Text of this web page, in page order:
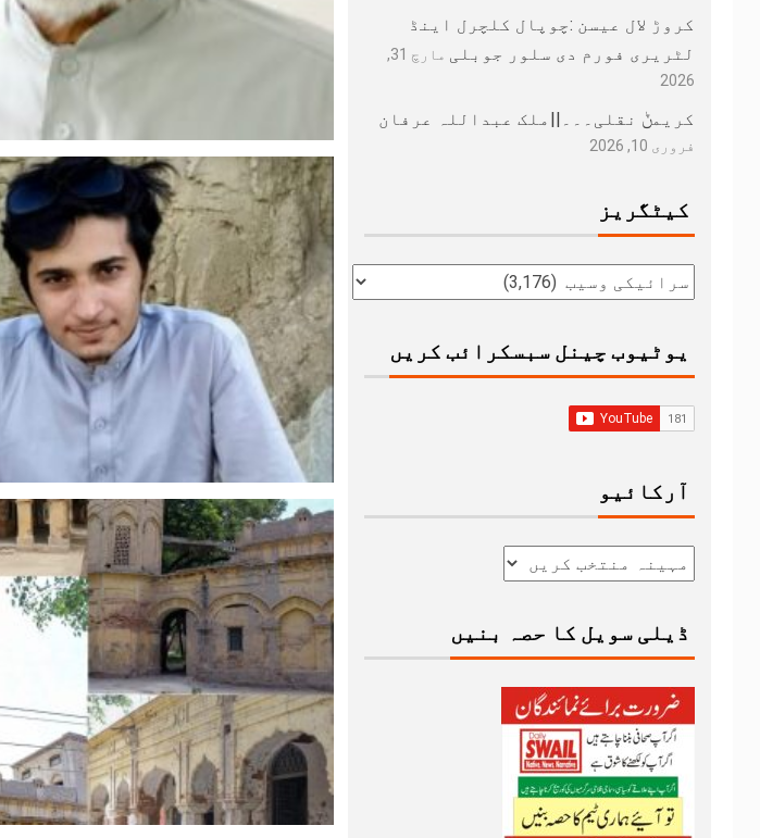
کروڑ لال عیسن :چوپال کلچرل اینڈ
لٹریری فورم دی سلور جوبلی
مارچ 31,
2026
کریمݨ نقلی۔۔۔||ملک عبداللہ عرفان
فروری 10, 2026
کیٹگریز
یوٹیوب چینل سبسکرائب کریں
آرکائیو
ڈیلی سویل کا حصہ بنیں